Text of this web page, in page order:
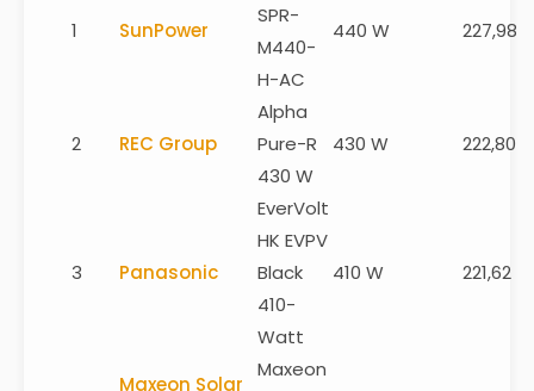
1 SunPower
SPR-
M440-
H-AC
440 W 227,98
2 REC Group
Alpha
Pure-R
430 W
430 W 222,80
3 Panasonic
EverVolt
HK EVPV
Black
410-
Watt
410 W 221,62
Maxeon Solar
Maxeon